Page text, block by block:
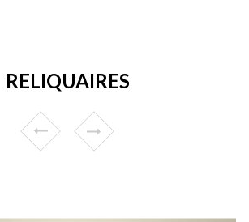
RELIQUAIRES